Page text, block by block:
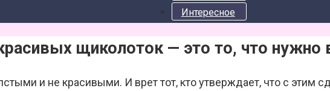
Интересное
щиколоток — это то, что нужно
и не красивыми. И врет тот, кто утверждает, что с этим